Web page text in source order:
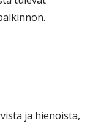
ja hienoista,